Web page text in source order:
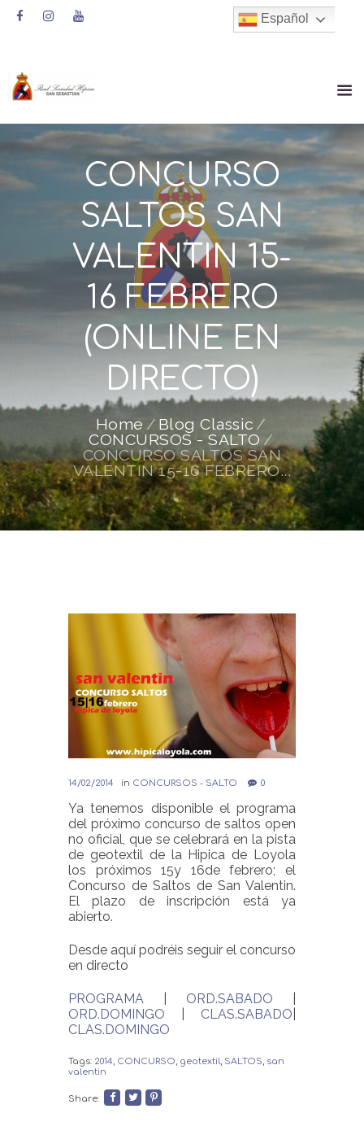
CONCURSO
SALTOS SAN
VALENTIN 15-
16 FEBRERO
(ONLINE EN
DIRECTO)
Home
Blog Classic
CONCURSOS - SALTO
CONCURSO SALTOS SAN
VALENTIN 15-16 FEBRERO...
14/02/2014 in CONCURSOS - SALTO 0
Ya tenemos disponible el programa
del próximo concurso de saltos open
no oficial, que se celebrará en la pista
de geotextil de la Hipica de Loyola
los próximos 15y 16de febrero; el
Concurso de Saltos de San Valentin.
El plazo de inscripción está ya
abierto.
Desde aquí podréis seguir el concurso
en directo
PROGRAMA ORD.SABADO
ORD.DOMINGO
CLAS.SABADO
CLAS.DOMINGO
Tags: 2014, CONCURSO, geotextil, SALTOS, san
valentin
Share:
Español